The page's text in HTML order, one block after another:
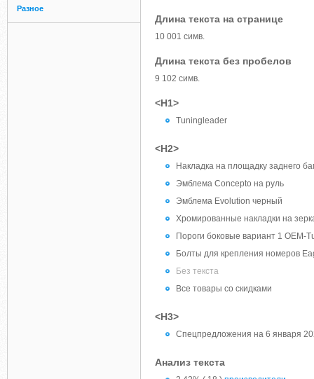
Разное
Длина текста на странице
10 001 симв.
Длина текста без пробелов
9 102 симв.
<H1>
Tuningleader
<H2>
Накладка на площадку заднего
Эмблема Concepto на руль
Эмблема Evolution черный
Хромированные накладки на
Пороги боковые вариант 1 OEM-
Болты для крепления номеров
Без текста
Все товары со скидками
<H3>
Спецпредложения на 6 января
Анализ текста